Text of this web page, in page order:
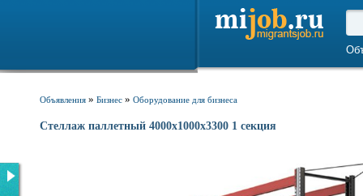
Объявления » Бизнес » Оборудование для бизнеса
Стеллаж паллетный 4000х1000х3300 1 секция